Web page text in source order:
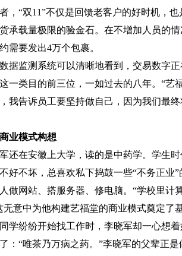
“双11”不仅是回馈老客户的好时机，也
承载量极限的验金石。在不增加人员的
需要发出4万个包裹。
监测系统可以清晰地看到，交易数字正
一类目的前三位，一如过去的八年。“艺
我告诉员工要坚持做自己，因为我们最
业模式构想
在安徽上大学，读的是中药学。学生时
好不坏，总喜欢私下捣鼓一些“不务正业
做网站、搭服务器、修电脑。“学校里计
无意中为他构建艺福堂的商业模式奠定了
纷纷开始找工作时，李晓军却一心想着
：“唯茶乃万病之药。”李晓军的父辈正